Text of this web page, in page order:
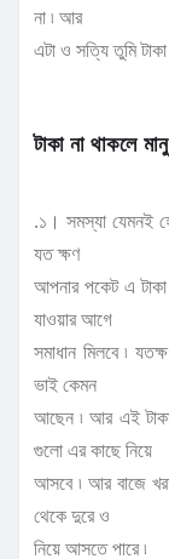
না ৷ আর
এটা ও সত্যি তুমি
টাকা না থাকলে
.১। সমস্যা যেমনই
যত ক্ষণ
আপনার পকেট এ
যাওয়ার আগে
সমাধান মিলবে ৷
ভাই কেমন
আছেন ৷ আর এই
গুলো এর কাছে নিয়ে
আসবে ৷ আর বাজে
থেকে দুরে ও
নিয়ে আসতে পারে ৷